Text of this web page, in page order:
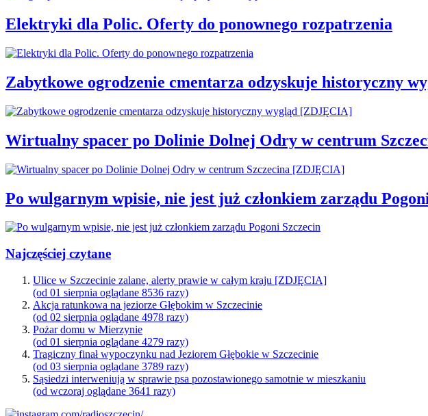
Elektryki dla Polic. Oferty do ponownego rozpatrzenia
Zabytkowe ogrodzenie cmentarza odzyskuje historyczny
Wirtualny spacer po Dolinie Dolnej Odry w centrum
Po wulgarnym wpisie, nie jest już członkiem zarządu
Najczęściej czytane
Ulice w Szczecinie zalane, alerty prawie w całym kraju [ZDJĘCIA]
(od 01 sierpnia oglądane 8536 razy)
Akcja ratunkowa na jeziorze Głębokim w Szczecinie
(od 02 sierpnia oglądane 4978 razy)
Pożar domu w Mierzynie
(od 01 sierpnia oglądane 4279 razy)
Tragiczny finał wypoczynku nad Jeziorem Głębokie w Szczecinie
(od 03 sierpnia oglądane 3789 razy)
Sąsiedzi interweniują w sprawie psa pozostawionego samotnie w mieszkaniu
(od wczoraj oglądane 3641 razy)